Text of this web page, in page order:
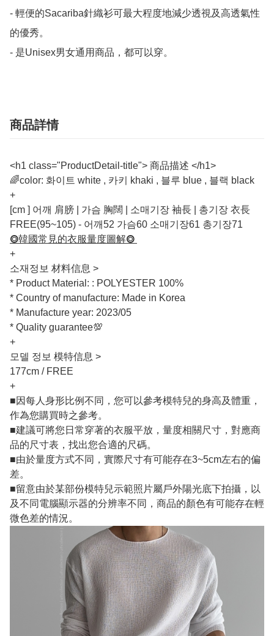
- 輕便的Sacariba針織衫可最大程度地減少透視及高透氣性
的優秀。
- 是Unisex男女通用商品，都可以穿。
商品詳情
<h1 class="ProductDetail-title"> 商品描述 </h1>
🌈color: 화이트 white , 카키 khaki , 블루 blue , 블랙 black
+
[cm ] 어깨 肩膀 | 가슴 胸闊 | 소매기장 袖長 | 총기장 衣長
FREE(95~105) - 어깨52 가슴60 소매기장61 총기장71
⭗韓國常見的衣服量度圖解⭗
+
소재정보 材料信息 >
* Product Material: : POLYESTER 100%
* Country of manufacture: Made in Korea
* Manufacture year: 2023/05
* Quality guarantee💯
+
모델 정보 模特信息 >
177cm / FREE
+
■因每人身形比例不同，您可以參考模特兒的身高及體重，
作為您購買時之參考。
■建議可將您日常穿著的衣服平放，量度相關尺寸，對應商
品的尺寸表，找出您合適的尺碼。
■由於量度方式不同，實際尺寸有可能存在3~5cm左右的偏
差。
■留意由於某部份模特兒示範照片屬戶外陽光底下拍攝，以
及不同電腦顯示器的分辨率不同，商品的顏色有可能存在輕
微色差的情況。